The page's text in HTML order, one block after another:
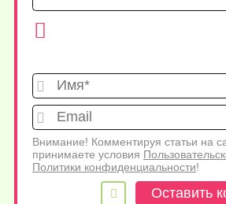
Внимание! Комментируя статьи на
принимаете условия
Политики конфиденциальности!